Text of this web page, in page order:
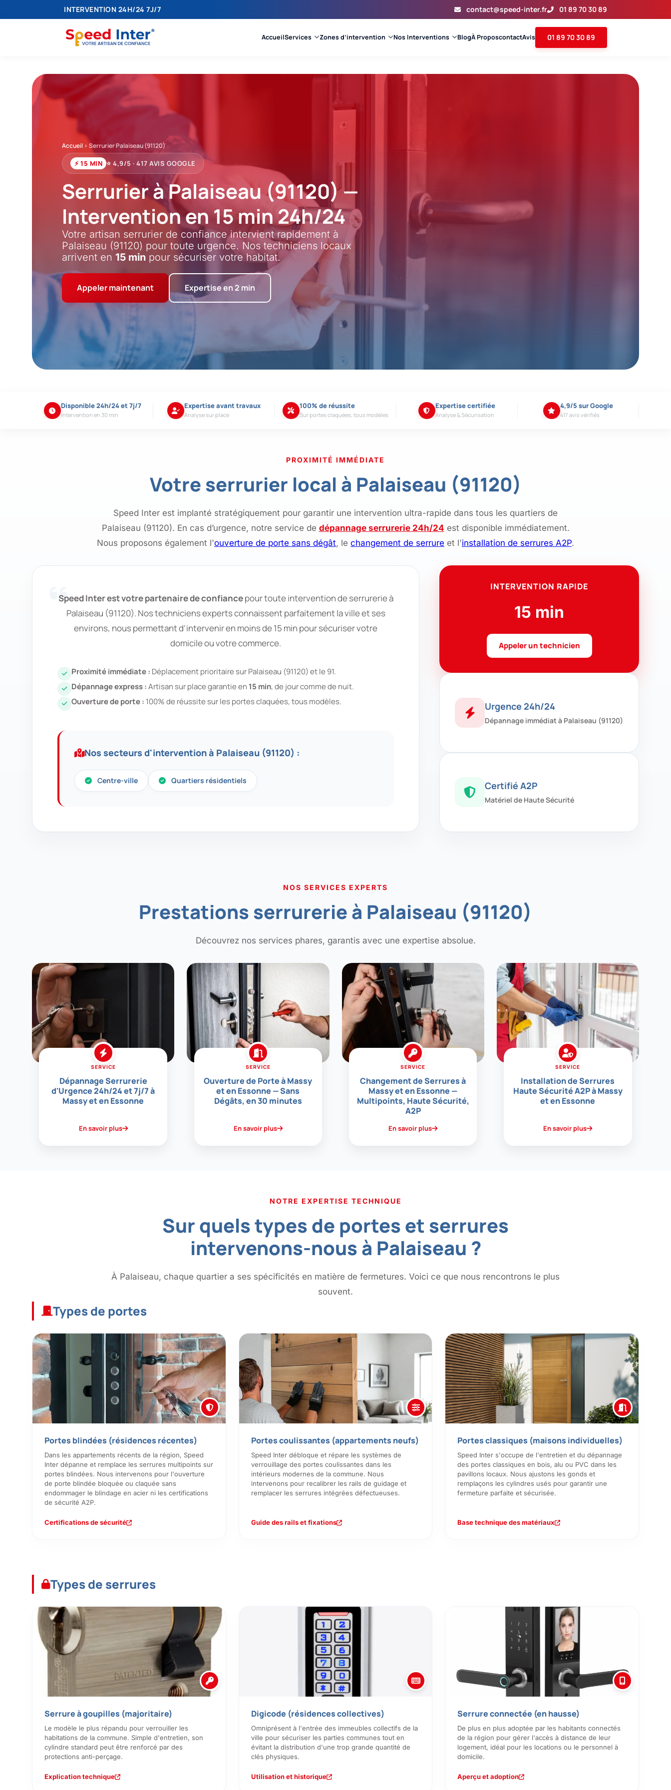
INTERVENTION 24H/24 7J/7 contact@speed-inter.fr 01 89 70 30 89
AccueilServices Zones d’intervention Nos Interventions BlogÀ ProposcontactAvis 01 89 70 30 89
Accueil > Serrurier Palaiseau (91120)
⚡ 15 MIN ⭐ 4,9/5 · 417 AVIS GOOGLE
Serrurier à Palaiseau (91120) —
Intervention en 15 min 24h/24
Votre artisan serrurier de confiance intervient rapidement à
Palaiseau (91120) pour toute urgence. Nos techniciens locaux
arrivent en 15 min pour sécuriser votre habitat.
Appeler maintenant Expertise en 2 min
Disponible 24h/24 et 7j/7
Intervention en 30 min
Expertise avant travaux
Analyse sur place
100% de réussite
Sur portes claquées, tous modèles
Expertise certifiée
Analyse & Sécurisation
4,9/5 sur Google
417 avis vérifiés
PROXIMITÉ IMMÉDIATE
Votre serrurier local à Palaiseau (91120)
Speed Inter est implanté stratégiquement pour garantir une intervention ultra-rapide dans tous les quartiers de
Palaiseau (91120). En cas d’urgence, notre service de dépannage serrurerie 24h/24 est disponible immédiatement.
Nous proposons également l'ouverture de porte sans dégât, le changement de serrure et l'installation de serrures A2P.
Speed Inter est votre partenaire de confiancepour toute intervention de serrurerie à
Palaiseau (91120). Nos techniciens experts connaissent parfaitement la ville et ses
environs, nous permettant d'intervenir en moins de 15 min pour sécuriser votre
domicile ou votre commerce.
Proximité immédiate : Déplacement prioritaire sur Palaiseau (91120) et le 91.
Dépannage express :Artisan sur place garantie en 15 min, de jour comme de nuit.
Ouverture de porte : 100% de réussite sur les portes claquées, tous modèles.
Nos secteurs d'intervention à Palaiseau (91120) :
Centre-ville Quartiers résidentiels
INTERVENTION RAPIDE
15 min
Appeler un technicien
Urgence 24h/24
Dépannage immédiat à Palaiseau (91120)
Certifié A2P
Matériel de Haute Sécurité
NOS SERVICES EXPERTS
Prestations serrurerie à Palaiseau (91120)
Découvrez nos services phares, garantis avec une expertise absolue.
SERVICE
Dépannage Serrurerie
d'Urgence 24h/24 et 7j/7 à
Massy et en Essonne
En savoir plus
SERVICE
Ouverture de Porte à Massy
et en Essonne — Sans
Dégâts, en 30 minutes
En savoir plus
SERVICE
Changement de Serrures à
Massy et en Essonne —
Multipoints, Haute Sécurité,
A2P
En savoir plus
SERVICE
Installation de Serrures
Haute Sécurité A2P à Massy
et en Essonne
En savoir plus
NOTRE EXPERTISE TECHNIQUE
Sur quels types de portes et serrures
intervenons-nous à Palaiseau ?
À Palaiseau, chaque quartier a ses spécificités en matière de fermetures. Voici ce que nous rencontrons le plus
souvent.
Types de portes
Portes blindées (résidences récentes)
Dans les appartements récents de la région, Speed
Inter dépanne et remplace les serrures multipoints sur
portes blindées. Nous intervenons pour l'ouverture
de porte blindée bloquée ou claquée sans
endommager le blindage en acier ni les certifications
de sécurité A2P.
Certifications de sécurité
Portes coulissantes (appartements neufs)
Speed Inter débloque et répare les systèmes de
verrouillage des portes coulissantes dans les
intérieurs modernes de la commune. Nous
intervenons pour recalibrer les rails de guidage et
remplacer les serrures intégrées défectueuses.
Guide des rails et fixations
Portes classiques (maisons individuelles)
Speed Inter s'occupe de l'entretien et du dépannage
des portes classiques en bois, alu ou PVC dans les
pavillons locaux. Nous ajustons les gonds et
remplaçons les cylindres usés pour garantir une
fermeture parfaite et sécurisée.
Base technique des matériaux
Types de serrures
Serrure à goupilles (majoritaire)
Le modèle le plus répandu pour verrouiller les
habitations de la commune. Simple d'entretien, son
cylindre standard peut être renforcé par des
protections anti-perçage.
Explication technique
Digicode (résidences collectives)
Omniprésent à l'entrée des immeubles collectifs de la
ville pour sécuriser les parties communes tout en
évitant la distribution d'une trop grande quantité de
clés physiques.
Utilisation et historique
Serrure connectée (en hausse)
De plus en plus adoptée par les habitants connectés
de la région pour gérer l'accès à distance de leur
logement, idéal pour les locations ou le personnel à
domicile.
Aperçu et adoption